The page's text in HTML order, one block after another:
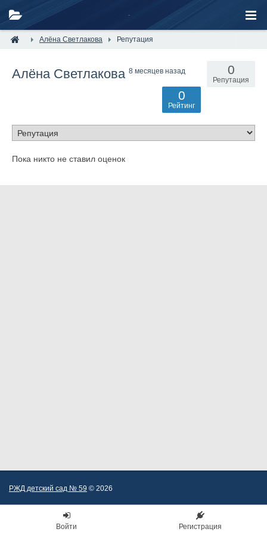
Алёна Светлакова Репутация
Алёна Светлакова 8 месяцев назад 0
Репутация
0
Рейтинг
Пока никто не ставил оценок
РЖД детский сад № 59 © 2026
Войти Регистрация